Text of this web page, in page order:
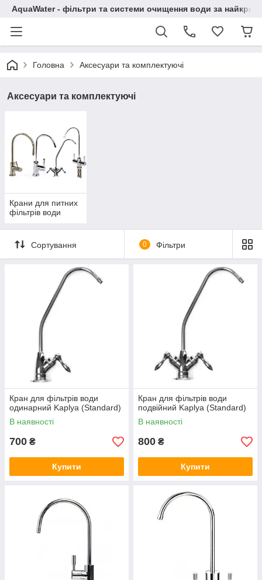
AquaWater - фільтри та системи очищення води за
Головна Аксесуари та комплектуючі
Аксесуари та комплектуючі
Крани для питних
фільтрів води
Сортування 0 Фільтри
Кран для фільтрів води
одинарний Kaplya (Standard)
В наявності
700 ₴
Купити
Кран для фільтрів води
подвійний Kaplya (Standard)
В наявності
800 ₴
Купити